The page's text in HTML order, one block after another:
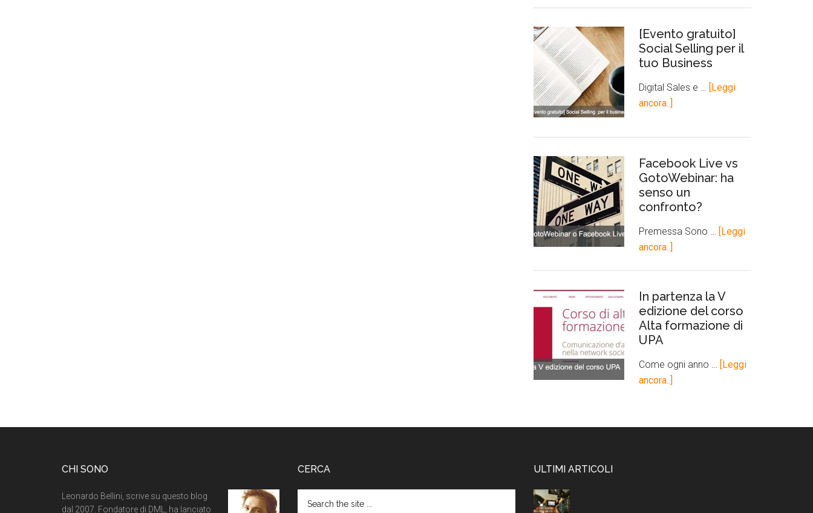
[Evento gratuito]
Social Selling per il
tuo Business
Digital Sales e …
[Leggi
ancora..]
Facebook Live vs
GotoWebinar: ha
senso un
confronto?
Premessa Sono …
[Leggi
ancora..]
In partenza la V
edizione del corso
Alta formazione di
UPA
Come ogni anno …
[Leggi
ancora..]
CHI SONO
Leonardo Bellini, scrive su questo blog
dal 2007. Fondatore di DML, ha lanciato
CERCA ULTIMI ARTICOLI